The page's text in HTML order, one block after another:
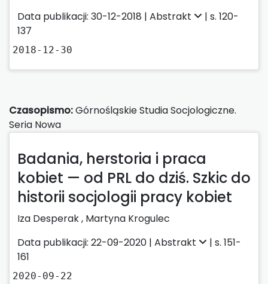
Data publikacji: 30-12-2018 | Abstrakt
| s. 120-
137
2018-12-30
Czasopismo:Górnośląskie Studia Socjologiczne.
Seria Nowa
Badania, herstoria i praca
kobiet — od PRL do dziś. Szkic do
historii socjologii pracy kobiet
Iza Desperak, Martyna Krogulec
Data publikacji: 22-09-2020 | Abstrakt
| s. 151-
161
2020-09-22